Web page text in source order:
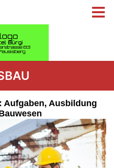
Aufgaben, Ausbildung